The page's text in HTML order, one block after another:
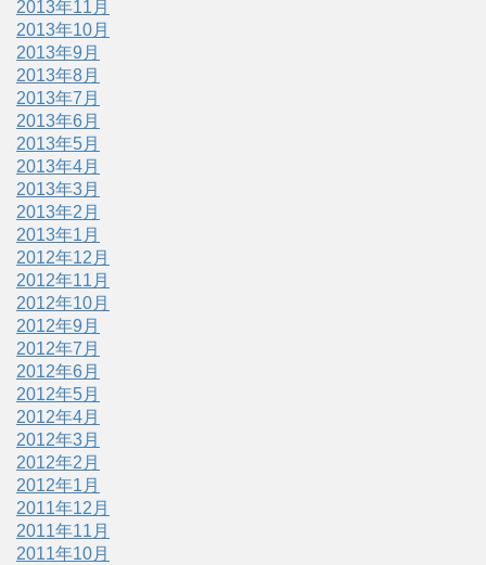
2013年11月
2013年10月
2013年9月
2013年8月
2013年7月
2013年6月
2013年5月
2013年4月
2013年3月
2013年2月
2013年1月
2012年12月
2012年11月
2012年10月
2012年9月
2012年7月
2012年6月
2012年5月
2012年4月
2012年3月
2012年2月
2012年1月
2011年12月
2011年11月
2011年10月